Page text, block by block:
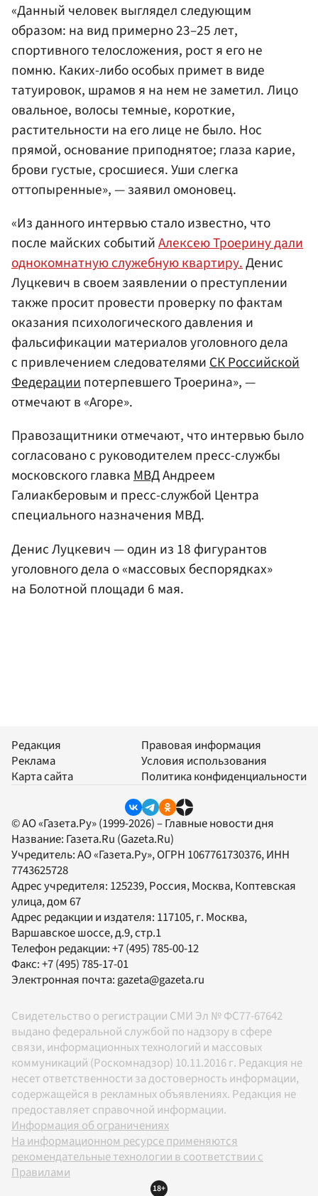
«Данный человек выглядел следующим
образом: на вид примерно 23–25 лет,
спортивного телосложения, рост я его не
помню. Каких-либо особых примет в виде
татуировок, шрамов я на нем не заметил. Лицо
овальное, волосы темные, короткие,
растительности на его лице не было. Нос
прямой, основание приподнятое; глаза карие,
брови густые, сросшиеся. Уши слегка
оттопыренные», — заявил омоновец.
«Из данного интервью стало известно, что
после майских событийАлексею Троерину дали
однокомнатную служебную квартиру.Денис
Луцкевич в своем заявлении о преступлении
также просит провести проверку по фактам
оказания психологического давления и
фальсификации материалов уголовного дела
с привлечением следователямиСК Российской
Федерациипотерпевшего Троерина», —
отмечают в «Агоре».
Правозащитники отмечают, что интервью было
согласовано с руководителем пресс-службы
московского главкаМВДАндреем
Галиакберовым и пресс-службой Центра
специального назначения МВД.
Денис Луцкевич — один из 18 фигурантов
уголовного дела о «массовых беспорядках»
на Болотной площади 6 мая.
Редакция
Реклама
Карта сайта
Правовая информация
Условия использования
Политика конфиденциальности
© АО «Газета.Ру» (1999-2026) – Главные новости дня
Название: Газета.Ru (Gazeta.Ru)
Учредитель:АО «Газета.Ру», ОГРН 1067761730376, ИНН
7743625728
Адрес учредителя: 125239, Россия, Москва, Коптевская
улица, дом 67
Адрес редакции и издателя: 117105, г. Москва,
Варшавское шоссе, д.9, стр.1
Телефон редакции:+7 (495) 785-00-12
Факс:+7 (495) 785-17-01
Электронная почта:gazeta@gazeta.ru
Свидетельство о регистрации СМИ Эл № ФС77-67642
выдано федеральной службой по надзору в сфере
связи, информационных технологий и массовых
коммуникаций (Роскомнадзор) 10.11.2016 г. Редакция не
несет ответственности за достоверность информации,
содержащейся в рекламных объявлениях. Редакция не
предоставляет справочной информации.
Информация об ограничениях
На информационном ресурсе применяются
рекомендательные технологии в соответствии с
Правилами
18+